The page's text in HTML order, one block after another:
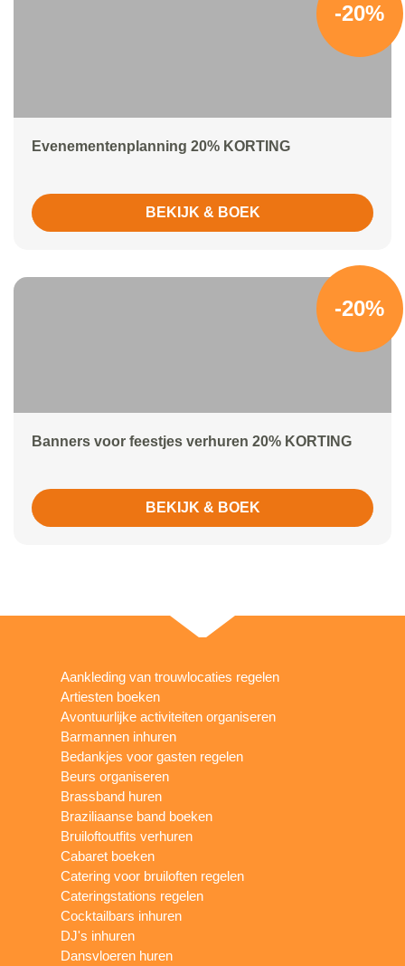
-20%
Evenementenplanning 20% KORTING
BEKIJK & BOEK
-20%
Banners voor feestjes verhuren 20% KORTING
BEKIJK & BOEK
Aankleding van trouwlocaties regelen
Artiesten boeken
Avontuurlijke activiteiten organiseren
Barmannen inhuren
Bedankjes voor gasten regelen
Beurs organiseren
Brassband huren
Braziliaanse band boeken
Bruiloftoutfits verhuren
Cabaret boeken
Catering voor bruiloften regelen
Cateringstations regelen
Cocktailbars inhuren
DJ's inhuren
Dansvloeren huren